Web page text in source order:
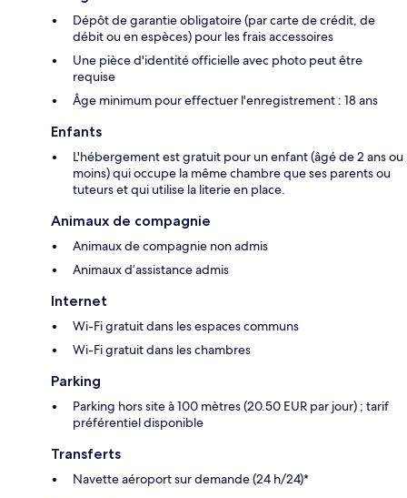
Dépôt de garantie obligatoire (par carte de crédit, de
débit ou en espèces) pour les frais accessoires
Une pièce d'identité officielle avec photo peut être
requise
Âge minimum pour effectuer l'enregistrement : 18 ans
Enfants
L'hébergement est gratuit pour un enfant (âgé de 2 ans ou
moins) qui occupe la même chambre que ses parents ou
tuteurs et qui utilise la literie en place.
Animaux de compagnie
Animaux de compagnie non admis
Animaux d’assistance admis
Internet
Wi-Fi gratuit dans les espaces communs
Wi-Fi gratuit dans les chambres
Parking
Parking hors site à 100 mètres (20.50 EUR par jour) ; tarif
préférentiel disponible
Transferts
Navette aéroport sur demande (24 h/24)*